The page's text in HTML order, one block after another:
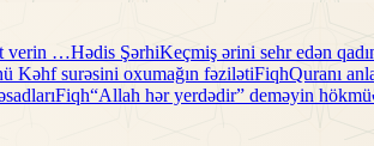
verin …Hədis ŞərhiKeçmiş ərini sehr edən
Kəhf surəsini oxumağın fəzilətiFiqhQuranı
Fiqh“Allah hər yerdədir” deməyin hökmü